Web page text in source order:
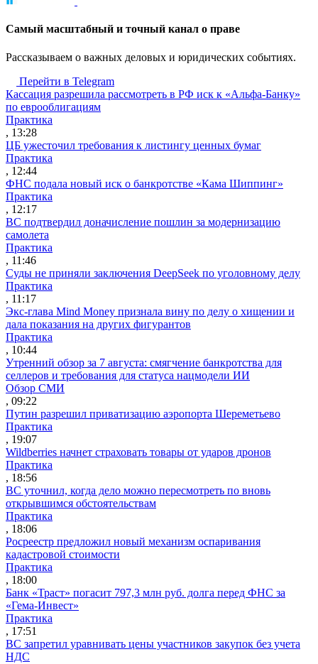
Cамый масштабный и точный канал о праве
Рассказываем о важных деловых и юридических событиях.
Перейти в Telegram
Кассация разрешила рассмотреть в РФ иск к «Альфа-Банку»
по еврооблигациям
Практика
, 13:28
ЦБ ужесточил требования к листингу ценных бумаг
Практика
, 12:44
ФНС подала новый иск о банкротстве «Кама Шиппинг»
Практика
, 12:17
ВС подтвердил доначисление пошлин за модернизацию
самолета
Практика
, 11:46
Суды не приняли заключения DeepSeek по уголовному делу
Практика
, 11:17
Экс-глава Mind Money признала вину по делу о хищении и
дала показания на других фигурантов
Практика
, 10:44
Утренний обзор за 7 августа: смягчение банкротства для
селлеров и требования для статуса нацмодели ИИ
Обзор СМИ
, 09:22
Путин разрешил приватизацию аэропорта Шереметьево
Практика
, 19:07
Wildberries начнет страховать товары от ударов дронов
Практика
, 18:56
ВС уточнил, когда дело можно пересмотреть по вновь
открывшимся обстоятельствам
Практика
, 18:06
Росреестр предложил новый механизм оспаривания
кадастровой стоимости
Практика
, 18:00
Банк «Траст» погасит 797,3 млн руб. долга перед ФНС за
«Гема-Инвест»
Практика
, 17:51
ВС запретил уравнивать цены участников закупок без учета
НДС